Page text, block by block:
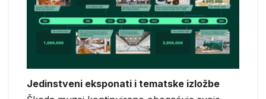
Jedinstveni eksponati i tematske izložbe